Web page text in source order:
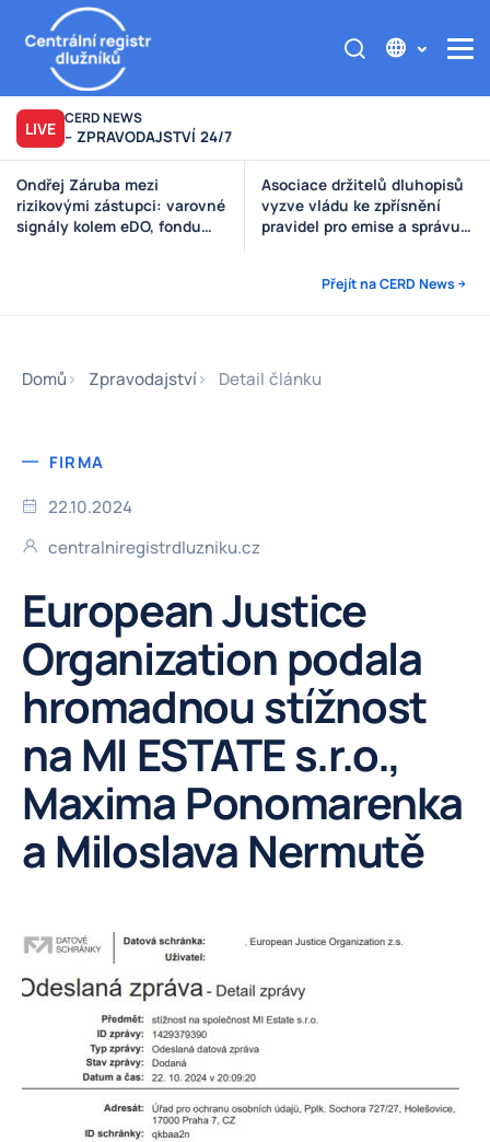
LIVE CERD NEWS
– ZPRAVODAJSTVÍ 24/7
Asociace držitelů dluhopisů
vyzve vládu ke zpřísnění
pravidel pro emise a správu
Výzva poškozeným věřitelům
Štěpánek Auto
Přejít na CERD News
Domů Zpravodajství Detail článku
FIRMA
22.10.2024
centralniregistrdluzniku.cz
European Justice
Organization podala
hromadnou stížnost
na MI ESTATE s.r.o.,
Maxima Ponomarenka
a Miloslava Nermutě